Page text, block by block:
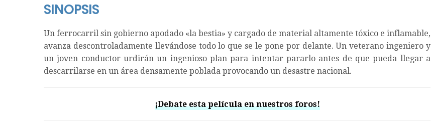
SINOPSIS
Un ferrocarril sin gobierno apodado «la bestia» y cargado de material altamente tóxico e inflamable,
avanza descontroladamente llevándose todo lo que se le pone por delante. Un veterano ingeniero y
un joven conductor urdirán un ingenioso plan para intentar pararlo antes de que pueda llegar a
descarrilarse en un área densamente poblada provocando un desastre nacional.
¡Debate esta película en nuestros foros!